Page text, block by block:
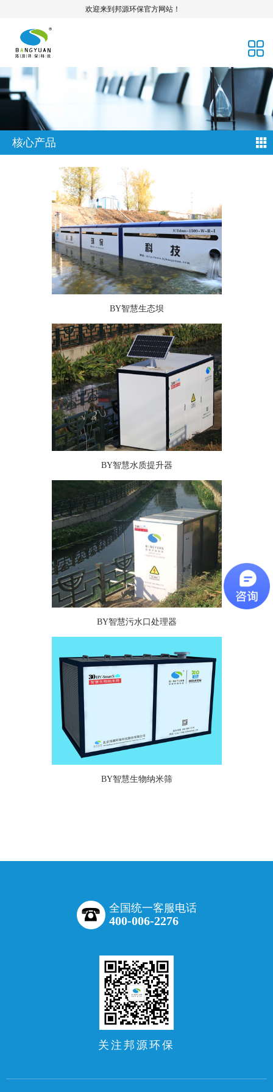
欢迎来到邦源环保官方网站！
核心产品
BY智慧生态坝
BY智慧水质提升器
BY智慧污水口处理器
BY智慧生物纳米筛
全国统一客服电话
400-006-2276
关注邦源环保